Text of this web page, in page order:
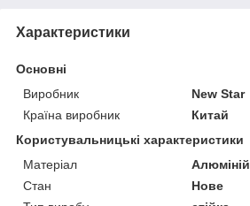
Характеристики
Основні
Виробник
New Star
Країна виробник
Китай
Користувальницькі характеристики
Матеріал
Алюміній
Стан
Нове